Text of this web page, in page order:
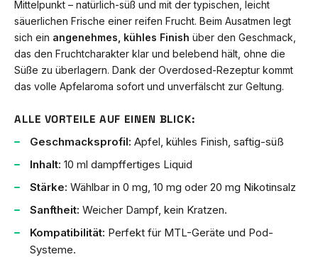
Mittelpunkt – natürlich-süß und mit der typischen, leicht
säuerlichen Frische einer reifen Frucht. Beim Ausatmen legt
sich ein angenehmes, kühles Finish über den Geschmack,
das den Fruchtcharakter klar und belebend hält, ohne die
Süße zu überlagern. Dank der Overdosed-Rezeptur kommt
das volle Apfelaroma sofort und unverfälscht zur Geltung.
ALLE VORTEILE AUF EINEN BLICK:
Geschmacksprofil: Apfel, kühles Finish, saftig-süß
Inhalt: 10 ml dampffertiges Liquid
Stärke: Wählbar in 0 mg, 10 mg oder 20 mg Nikotinsalz
Sanftheit: Weicher Dampf, kein Kratzen.
Kompatibilität: Perfekt für MTL-Geräte und Pod-
Systeme.